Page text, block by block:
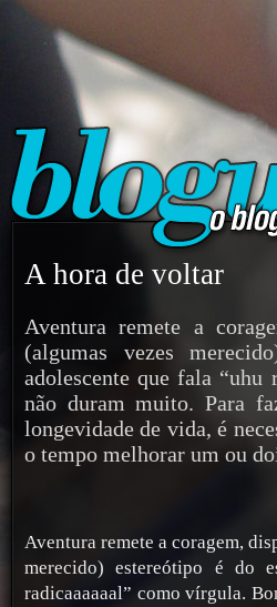
A hora de voltar
Aventura remete a
(algumas vezes
adolescente que fala “uhu
não duram muito. Para
longevidade de vida, é
o tempo melhorar um ou
Aventura remete a coragem,
merecido) estereótipo é do
radicaaaaaal” como vírgula.